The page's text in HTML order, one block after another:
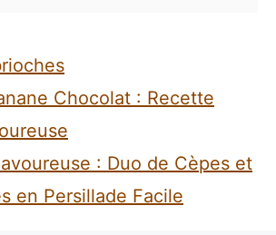
Chocolat : Recette
: Duo de Cèpes et
en Persillade Facile